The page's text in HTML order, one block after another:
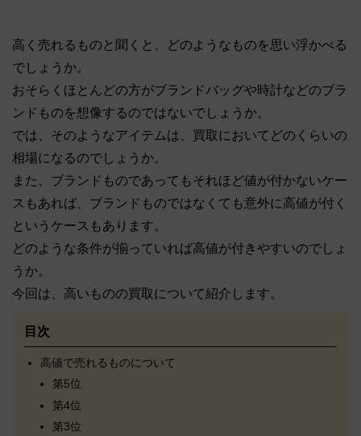
高く売れるものと聞くと、どのようなものを思い浮かべる
でしょうか。
おそらくほとんどの方がブランドバッグや時計などのブラ
ンドものを想像するのではないでしょうか。
では、そのようなアイテムは、買取においてどのくらいの
相場になるのでしょうか。
また、ブランドものであってもそれほど値が付かないケー
スもあれば、ブランドものではなくても意外に高値が付く
というケースもあります。
どのような条件が揃っていれば高値が付きやすいのでしょ
うか。
今回は、高いものの買取について紹介します。
目次
高値で売れるものについて
第5位
第4位
第3位